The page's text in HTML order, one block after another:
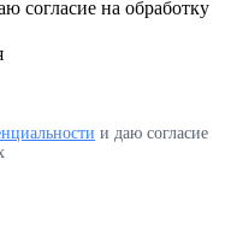
согласие на обработку
и даю согласие